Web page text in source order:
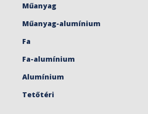
Műanyag
Műanyag-alumínium
Fa
Fa-alumínium
Alumínium
Tetőtéri